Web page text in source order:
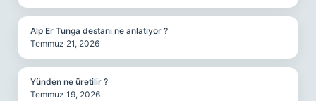
Alp Er Tunga destanı ne anlatıyor ?
Temmuz 21, 2026
Yünden ne üretilir ?
Temmuz 19, 2026